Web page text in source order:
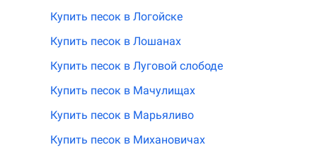
Купить песок в Логойске
Купить песок в Лошанах
Купить песок в Луговой слободе
Купить песок в Мачулищах
Купить песок в Марьяливо
Купить песок в Михановичах